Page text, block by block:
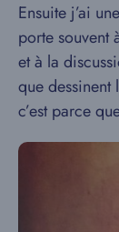
Ensuite j’ai
porte souvent
et à la
que dessinent
c’est parce